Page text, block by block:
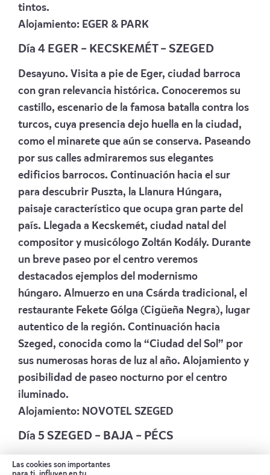
tintos.
Alojamiento: EGER & PARK
Día 4 EGER – KECSKEMÉT – SZEGED
Desayuno. Visita a pie de Eger, ciudad barroca
con gran relevancia histórica. Conoceremos su
castillo, escenario de la famosa batalla contra los
turcos, cuya presencia dejo huella en la ciudad,
como el minarete que aún se conserva. Paseando
por sus calles admiraremos sus elegantes
edificios barrocos. Continuación hacia el sur
para descubrir Puszta, la Llanura Húngara,
paisaje característico que ocupa gran parte del
país. Llegada a Kecskemét, ciudad natal del
compositor y musicólogo Zoltán Kodály. Durante
un breve paseo por el centro veremos
destacados ejemplos del modernismo
húngaro. Almuerzo en una Csárda tradicional, el
restaurante Fekete Gólga (Cigüeña Negra), lugar
autentico de la región. Continuación hacia
Szeged, conocida como la “Ciudad del Sol” por
sus numerosas horas de luz al año. Alojamiento y
posibilidad de paseo nocturno por el centro
iluminado.
Alojamiento: NOVOTEL SZEGED
Día 5 SZEGED – BAJA – PÉCS
Desayuno. Equipaje en el autobús- Recorrido a
Las cookies son importantes